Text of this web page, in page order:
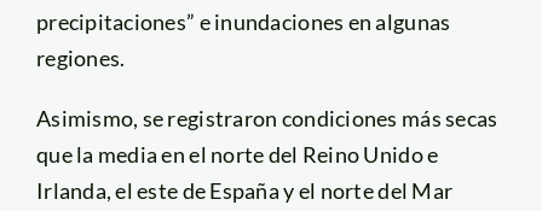
precipitaciones” e inundaciones en algunas
regiones.
Asimismo, se registraron condiciones más secas
que la media en el norte del Reino Unido e
Irlanda, el este de España y el norte del Mar